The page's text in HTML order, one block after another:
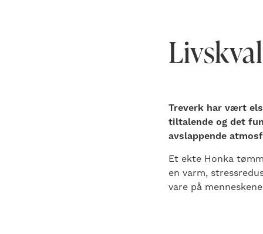
Treverk har vært
tiltalende og det
avslappende
Et ekte Honka
en varm,
vare på